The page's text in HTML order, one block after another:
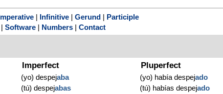
Imperative Infinitive Gerund
Participle
Software Numbers Contact
Imperfect
(yo) despejaba
(tú) despejabas
Pluperfect
(yo) había despejado
(tú) habías despejado